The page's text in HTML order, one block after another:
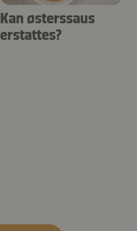
Kan østerssaus
erstattes?